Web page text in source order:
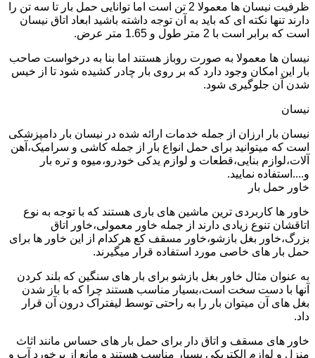
ظرفیت نیسان ها معمولا 2 تن است اما توانایی حمل بار تا سه تن را
دارند تنها نکته ای که باید به آن توجه داشته باشید ابعاد اتاق نیسان
است که برابر است با 2 متر طول و 1.65 متر عرض.
نیسان ها معمولا به صورت روباز هستند اما بنا به درخواست صاحب
بار این امکان وجود دارد که بر روی بار چادر کشیده شود تا از خیس
شدن آن جلوگیری شود.
نیسان
نیسان بار ارزان از جمله خدمات ارائه شده در نیسان بار دامپزشکی
است که میتوانید برای حمل انواع بار از جمله کاشی و سرامیک،آهن
آلات،لوازم بنایی،قطعات و لوازم یدکی خودرو،میوه و تره بار
و....استفاده نمایید.
خاور حمل بار
خاور ها کاربردی ترین ماشین های باری هستند که با توجه به نوع
اتاقشان تنوع زیادی دارند از جمله خاور معمولی،خاور اتاق
بزرگ،خاور بغل بازشو،خاور مسقف کع هرکدام از این خاور ها برای
حمل بار های خاصی مورد استفاده قرار میگیرند.
به عنوان مثال خاور بغل بازشو برای بار های سنگین که بلند کردن
آنها با دست سخت است،بسیار مناسب هستند چرا که با باز شدن
بغل های آن میتوان بار را به راحتی توسط لیفتراک درون آن قرار
داد.
خاور های مسقف و اتاق دار برای حمل بار های حساس مانند اثاث
منزل و لوازم الکتریکی بسیار مناسب هستند و مانع از برخورد آب و